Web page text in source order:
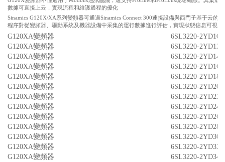
數據可直接上云，實現流程和維護過程的優化
Sinamics G120X/XA系列變頻器可通過Sinamics Connect 300連接設備與西門子基于云
程序對從變頻器、驅動系統及機器設備中采集的運行數據進行評估，實現狀態信息可視
G120XA變頻器
6SL3220-2YD10-
G120XA變頻器
6SL3220-2YD12-
G120XA變頻器
6SL3220-2YD14-
G120XA變頻器
6SL3220-2YD16-
G120XA變頻器
6SL3220-2YD18-
G120XA變頻器
6SL3220-2YD20-
G120XA變頻器
6SL3220-2YD22-
G120XA變頻器
6SL3220-2YD24-
G120XA變頻器
6SL3220-2YD26-
G120XA變頻器
6SL3220-2YD28-
G120XA變頻器
6SL3220-2YD30-
G120XA變頻器
6SL3220-2YD32-
G120XA變頻器
6SL3220-2YD34-